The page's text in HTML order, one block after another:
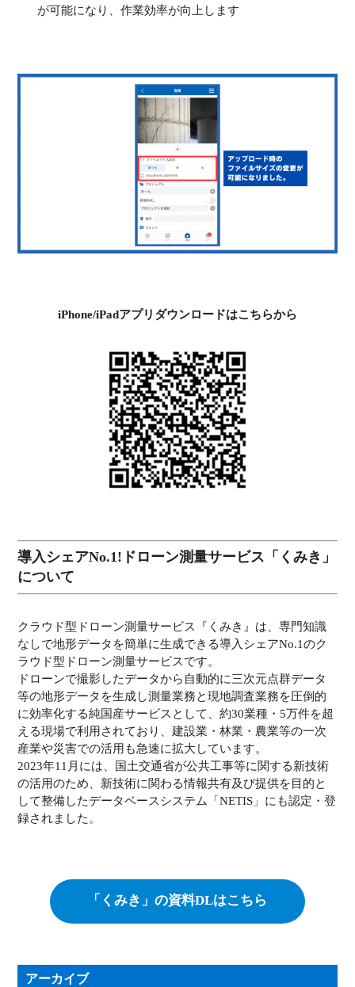
が可能になり、作業効率が向上します
iPhone/iPadアプリダウンロードはこちらから
導入シェアNo.1!ドローン測量サービス「くみき」
について
クラウド型ドローン測量サービス『くみき』は、専門知識
なしで地形データを簡単に生成できる導入シェアNo.1のク
ラウド型ドローン測量サービスです。
ドローンで撮影したデータから自動的に三次元点群データ
等の地形データを生成し測量業務と現地調査業務を圧倒的
に効率化する純国産サービスとして、約30業種・5万件を超
える現場で利用されており、建設業・林業・農業等の一次
産業や災害での活用も急速に拡大しています。
2023年11月には、国土交通省が公共工事等に関する新技術
の活用のため、新技術に関わる情報共有及び提供を目的と
して整備したデータベースシステム「NETIS」にも認定・登
録されました。
「くみき」の資料DLはこちら
アーカイブ